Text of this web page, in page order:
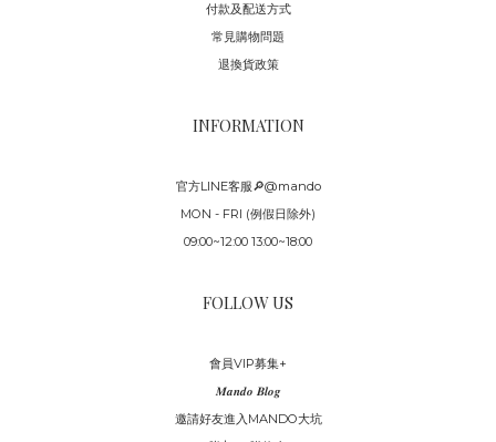
付款及配送方式
常見購物問題
退換貨政策
INFORMATION
官方LINE客服🔎@mando
MON - FRI (例假日除外)
09:00~12:00 13:00~18:00
FOLLOW US
會員VIP募集+
𝑴𝒂𝒏𝒅𝒐 𝑩𝒍𝒐𝒈
邀請好友進入MANDO大坑